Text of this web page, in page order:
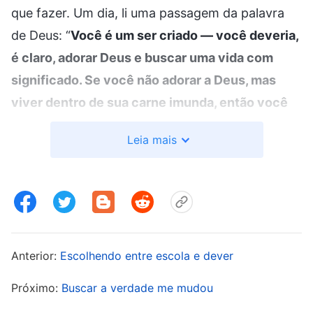
que fazer. Um dia, li uma passagem da palavra
de Deus: “Você é um ser criado — você deveria,
é claro, adorar Deus e buscar uma vida com
significado. Se você não adorar a Deus, mas
viver dentro de sua carne imunda, então você
que você é um ser humano, você deveria se
sofrimento! Você deveria aceitar o pequeno
sofrimento a que é submetido hoje com alegria
e certeza e viver uma vida significativa, como
Jó e Pedro. Neste mundo, o homem veste a
roupa do diabo, come a comida do diabo e
Leia mais
Anterior: Escolhendo entre escola e dever
Próximo: Buscar a verdade me mudou